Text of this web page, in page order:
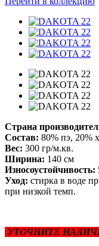
Страна
Состав: 80% пэ, 20%
Вес: 300 гр/м.кв.
Ширина: 140 см
Износоустойчивость:
Уход: стирка в воде
при низкой темп.
УТОЧНИТЕ